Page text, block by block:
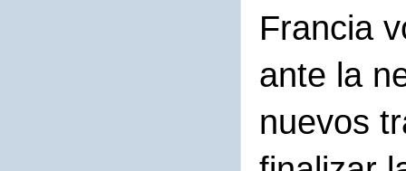
Francia
ante la
nuevos